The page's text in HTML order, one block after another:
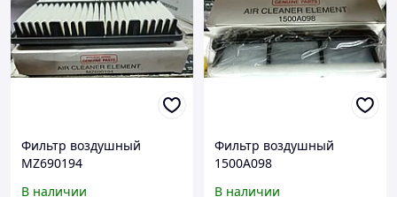
Фильтр воздушный
MZ690194
В наличии
Фильтр воздушный
1500A098
В наличии